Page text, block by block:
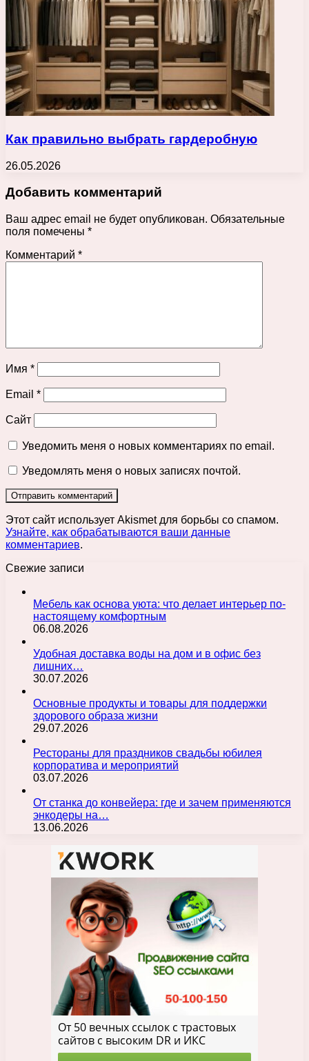
Как правильно выбрать гардеробную
26.05.2026
Добавить комментарий
Ваш адрес email не будет опубликован. Обязательные
поля помечены *
Комментарий *
Имя *
Email *
Сайт
Уведомить меня о новых комментариях по email.
Уведомлять меня о новых записях почтой.
Этот сайт использует Akismet для борьбы со спамом.
Узнайте, как обрабатываются ваши данные
комментариев.
Свежие записи
Мебель как основа уюта: что делает интерьер по-
настоящему комфортным
06.08.2026
Удобная доставка воды на дом и в офис без
лишних…
30.07.2026
Основные продукты и товары для поддержки
здорового образа жизни
29.07.2026
Рестораны для праздников свадьбы юбилея
корпоратива и мероприятий
03.07.2026
От станка до конвейера: где и зачем применяются
энкодеры на…
13.06.2026